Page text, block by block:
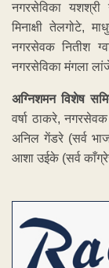
नगरसेविका
मिनाक्षी तेलगोटे,
नगरसेवक नितीश
नगरसेविका मंगला
अग्निशमन विशेष
वर्षा ठाकरे,
अनिल गेंडरे (सर्व
आशा उईके (सर्व